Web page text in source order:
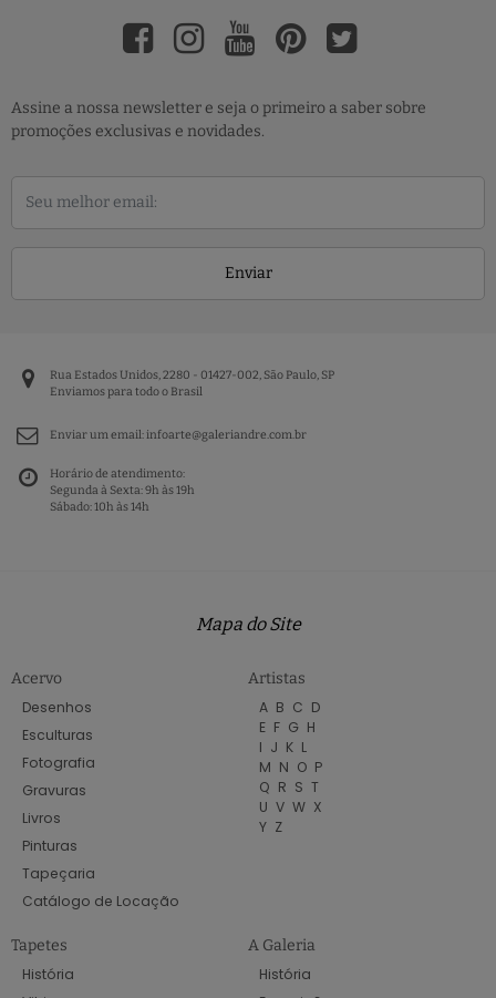
Assine a nossa newsletter e seja o primeiro a saber sobre
promoções exclusivas e novidades.
Enviar
Rua Estados Unidos, 2280 - 01427-002, São Paulo, SP
Enviamos para todo o Brasil
Enviar um email:infoarte@galeriandre.com.br
Horário de atendimento:
Segunda à Sexta: 9h às 19h
Sábado: 10h às 14h
Mapa do Site
Acervo
Desenhos
Esculturas
Fotografia
Gravuras
Livros
Pinturas
Tapeçaria
Catálogo de Locação
Artistas
A B C D
E F G H
I J K L
M N O P
Q R S T
U V W X
Y Z
Tapetes
História
A Galeria
História